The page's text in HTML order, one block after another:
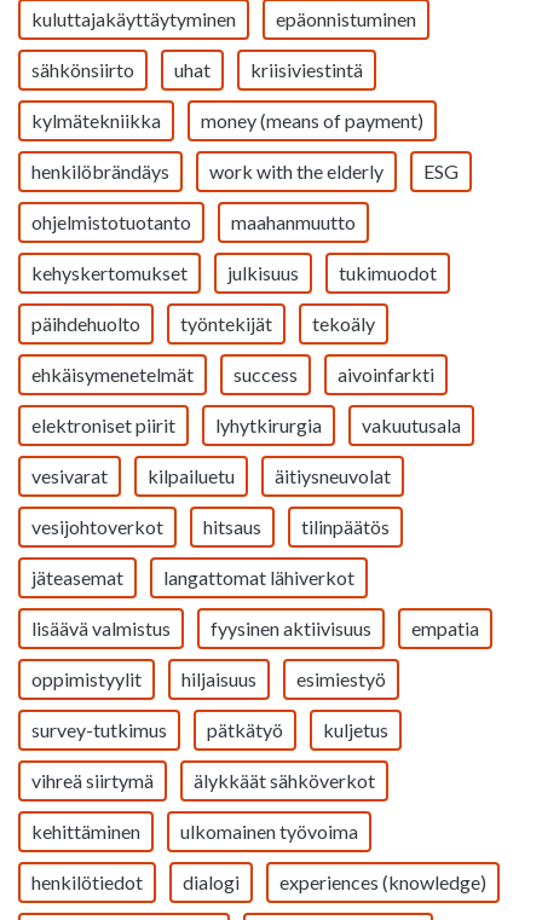
kuluttajakäyttäytyminen epäonnistuminen
sähkönsiirto uhat kriisiviestintä
kylmätekniikka money (means of payment)
henkilöbrändäys work with the elderly ESG
ohjelmistotuotanto maahanmuutto
kehyskertomukset julkisuus tukimuodot
päihdehuolto työntekijät tekoäly
ehkäisymenetelmät success aivoinfarkti
elektroniset piirit lyhytkirurgia vakuutusala
vesivarat kilpailuetu äitiysneuvolat
vesijohtoverkot hitsaus tilinpäätös
jäteasemat langattomat lähiverkot
lisäävä valmistus fyysinen aktiivisuus empatia
oppimistyylit hiljaisuus esimiestyö
survey-tutkimus pätkätyö kuljetus
vihreä siirtymä älykkäät sähköverkot
kehittäminen ulkomainen työvoima
henkilötiedot dialogi experiences (knowledge)